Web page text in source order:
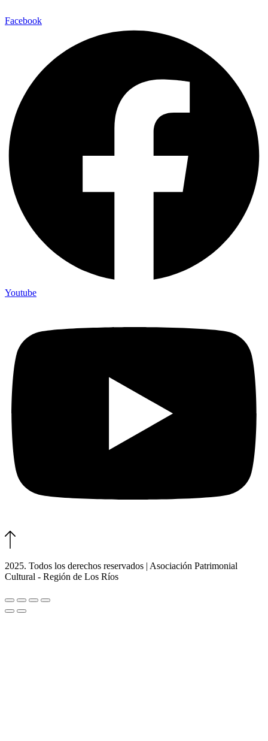
Facebook
Youtube
2025. Todos los derechos reservados | Asociación Patrimonial
Cultural - Región de Los Ríos